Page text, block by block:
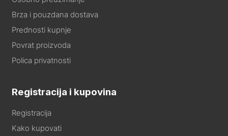
Brza i pouzdana dostava
Prednosti kupnje
Povrat proizvoda
Polica privatnosti
Registracija i kupovina
Registracija
Kako kupovati